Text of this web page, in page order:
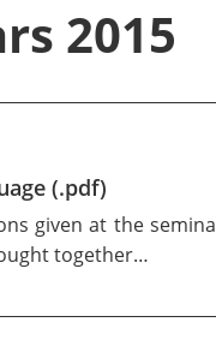
2015
(.pdf)
given at the
together…